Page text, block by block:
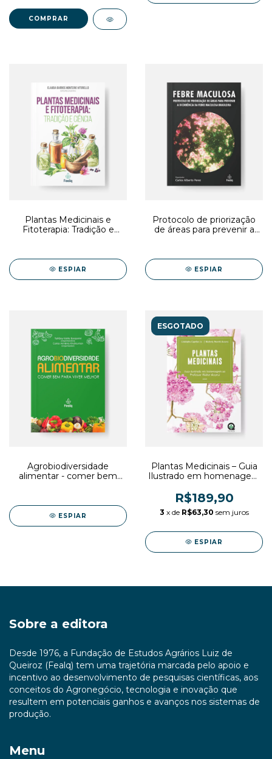
Plantas Medicinais e
Fitoterapia: Tradição e
ESPIAR
Protocolo de priorização
de áreas para prevenir a
book)
ESPIAR
Agrobiodiversidade
alimentar - comer bem
ESPIAR
ESGOTADO
Plantas Medicinais – Guia
Ilustrado em homenagem
Accorsi
R$189,90
3 x de R$63,30 sem juros
ESPIAR
Sobre a editora
Desde 1976, a Fundação de Estudos Agrários Luiz de
Queiroz (Fealq) tem uma trajetória marcada pelo apoio e
incentivo ao desenvolvimento de pesquisas científicas, aos
conceitos do Agronegócio, tecnologia e inovação que
resultem em potenciais ganhos e avanços nos sistemas de
produção.
Menu